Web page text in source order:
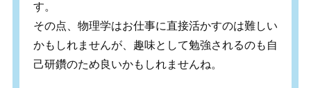
す。
その点、物理学はお仕事に直接活かすのは難しい
かもしれませんが、趣味として勉強されるのも自
己研鑽のため良いかもしれませんね。